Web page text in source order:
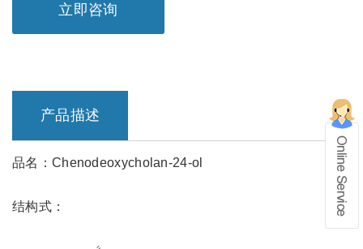
立即咨询
产品描述
品名：Chenodeoxycholan-24-ol
结构式：
1、info@shochem.com；2